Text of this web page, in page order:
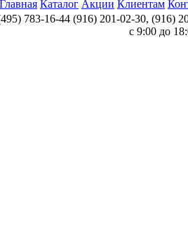
Главная Каталог Акции Клиентам
783-16-44 (916) 201-02-30, (916)
с 9:00 до